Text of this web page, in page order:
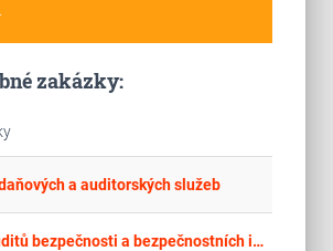
zakázky:
a auditorských služeb
Provádění auditů bezpečnosti a bezpečnostních inspekcí na pozemních komunikacích I. třídy a dálnicích II. třídy v MSK 2026-2028